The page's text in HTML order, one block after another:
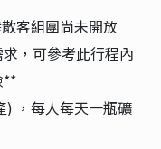
客組團尚未開放
，可參考此行程內
**
) ，每人每天一瓶礦